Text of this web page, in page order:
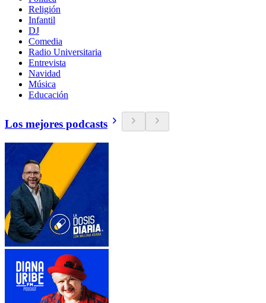
Religión
Infantil
DJ
Comedia
Radio Universitaria
Entrevista
Navidad
Música
Educación
Los mejores podcasts